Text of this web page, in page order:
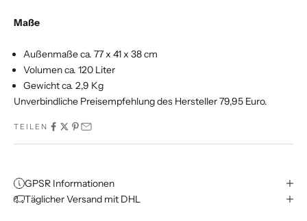
Maße
Außenmaße ca. 77 x 41 x 38 cm
Volumen ca. 120 Liter
Gewicht ca. 2,9 Kg
Unverbindliche Preisempfehlung des Hersteller 79,95 Euro.
TEILEN
GPSR Informationen
Täglicher Versand mit DHL